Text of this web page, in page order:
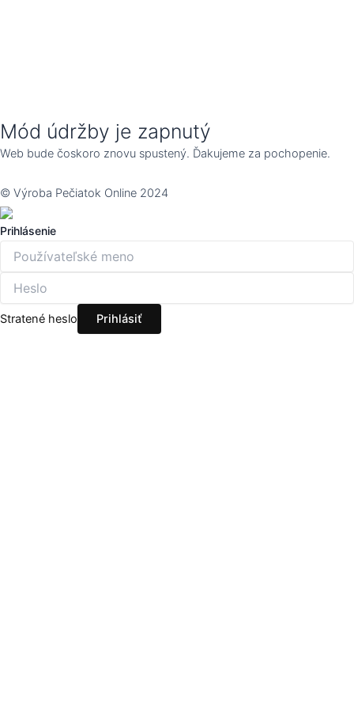
Mód údržby je zapnutý
Web bude čoskoro znovu spustený. Ďakujeme za pochopenie.
© Výroba Pečiatok Online 2024
Prihlásenie
Stratené heslo